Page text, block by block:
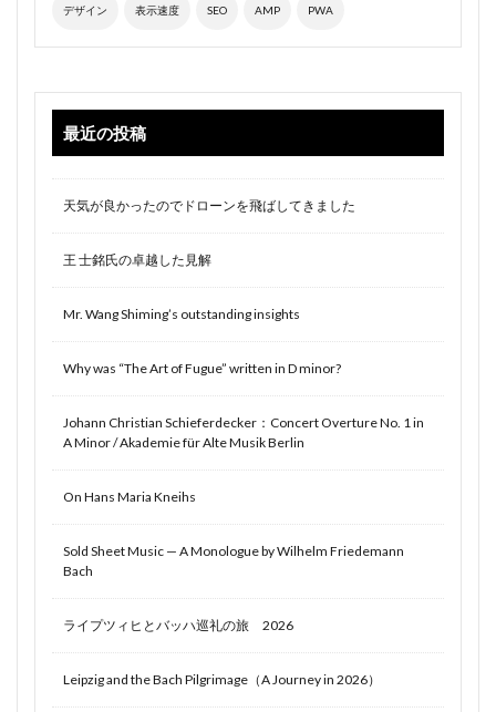
デザイン 表示速度 SEO AMP PWA
最近の投稿
天気が良かったのでドローンを飛ばしてきました
王 士銘氏の卓越した見解
Mr. Wang Shiming’s outstanding insights
Why was “The Art of Fugue” written in D minor?
Johann Christian Schieferdecker：Concert Overture No. 1 in
A Minor / Akademie für Alte Musik Berlin
On Hans Maria Kneihs
Sold Sheet Music — A Monologue by Wilhelm Friedemann
Bach
ライプツィヒとバッハ巡礼の旅 2026
Leipzig and the Bach Pilgrimage（A Journey in 2026）